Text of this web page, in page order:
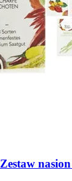
Zestaw